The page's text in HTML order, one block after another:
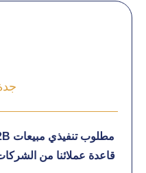
قاعدة عملائنا من